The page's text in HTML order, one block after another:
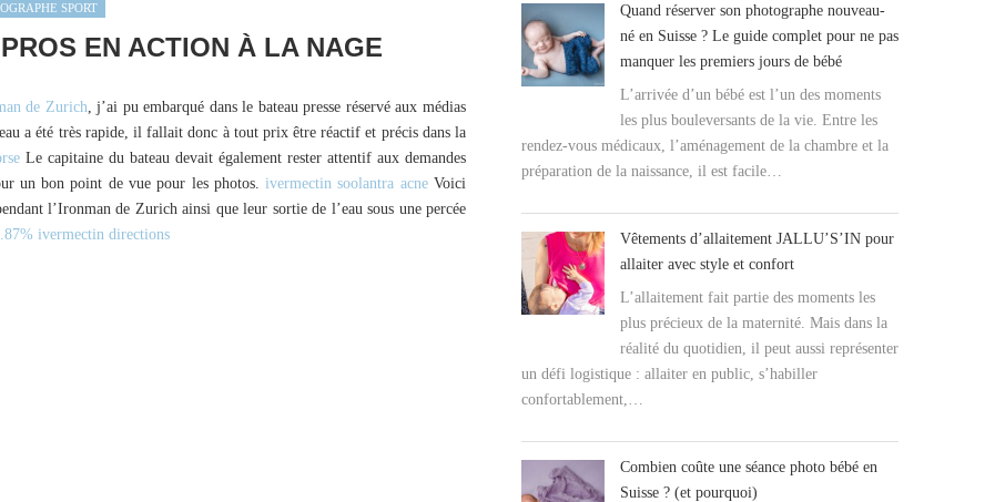
SPORT
EN ACTION À LA NAGE
de Zurich, j’ai pu embarqué dans le bateau presse réservé aux médias
a été très rapide, il fallait donc à tout prix être réactif et précis dans la
Le capitaine du bateau devait également rester attentif aux demandes
un bon point de vue pour les photos.ivermectin soolantra acneVoici
l’Ironman de Zurich ainsi que leur sortie de l’eau sous une percée
ivermectin directions
Quand réserver son photographe nouveau-
né en Suisse ? Le guide complet pour ne pas
manquer les premiers jours de bébé
L’arrivée d’un bébé est l’un des moments
les plus bouleversants de la vie. Entre les
rendez-vous médicaux, l’aménagement de la chambre et la
préparation de la naissance, il est facile…
Vêtements d’allaitement JALLU’S’IN pour
allaiter avec style et confort
L’allaitement fait partie des moments les
plus précieux de la maternité. Mais dans la
réalité du quotidien, il peut aussi représenter
un défi logistique : allaiter en public, s’habiller
confortablement,…
Combien coûte une séance photo bébé en
Suisse ? (et pourquoi)